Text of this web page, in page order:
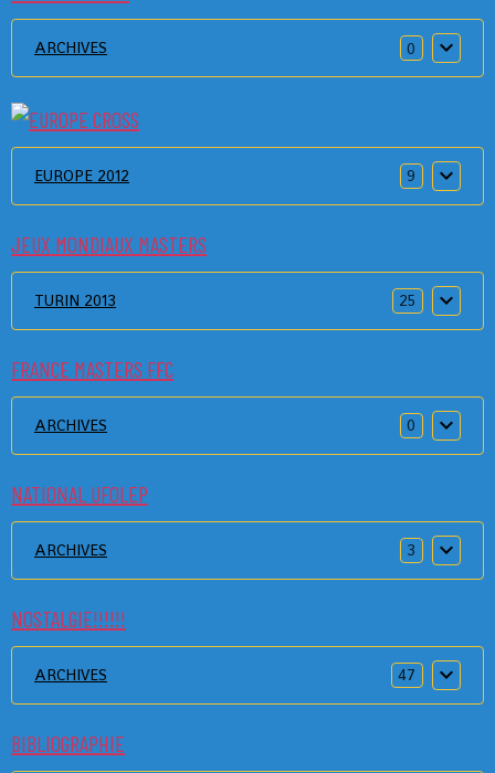
ARCHIVES 0
EUROPE 2012 9
JEUX MONDIAUX MASTERS
TURIN 2013 25
FRANCE MASTERS FFC
ARCHIVES 0
NATIONAL UFOLEP
ARCHIVES 3
NOSTALGIE!!!!!!
ARCHIVES 47
BIBLIOGRAPHIE